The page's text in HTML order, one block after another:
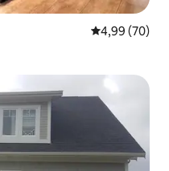
Prosječna
4,99 (70)